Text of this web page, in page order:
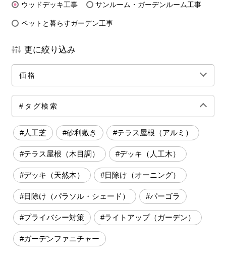
ウッドデッキ工事 サンルーム・ガーデンルーム工事
ペットと暮らすガーデン工事
更に絞り込み
価格
150万円前後 200万円前後 250万円前後
300万円前後 500万円～
#タグ検索
#人工芝 #砂利敷き #テラス屋根（アルミ）
#テラス屋根（木目調） #デッキ（人工木）
#デッキ（天然木） #日除け（オーニング）
#日除け（パラソル・シェード） #パーゴラ
#プライバシー対策 #ライトアップ（ガーデン）
#ガーデンファニチャー